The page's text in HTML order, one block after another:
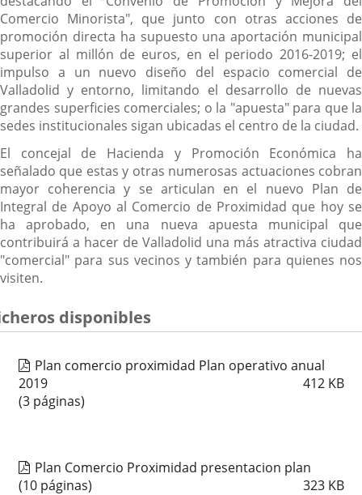
Comercio Minorista", que junto con otras acciones de
promoción directa ha supuesto una aportación municipal
superior al millón de euros, en el periodo 2016-2019; el
impulso a un nuevo diseño del espacio comercial de
Valladolid y entorno, limitando el desarrollo de nuevas
grandes superficies comerciales; o la "apuesta" para que la
sedes institucionales sigan ubicadas el centro de la ciudad.
El concejal de Hacienda y Promoción Económica ha
señalado que estas y otras numerosas actuaciones cobran
mayor coherencia y se articulan en el nuevo Plan de
Integral de Apoyo al Comercio de Proximidad que hoy se
ha aprobado, en una nueva apuesta municipal que
contribuirá a hacer de Valladolid una más atractiva ciudad
"comercial" para sus vecinos y también para quienes nos
visiten.
disponibles
Plan comercio proximidad Plan operativo anual
2019
412 KB
(3 páginas)
Plan Comercio Proximidad presentacion plan
323 KB
(10 páginas)